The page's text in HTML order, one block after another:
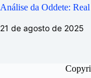
Análise da Oddete:
21 de agosto de 2025